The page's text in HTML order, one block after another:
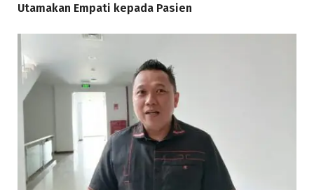
Utamakan Empati kepada Pasien